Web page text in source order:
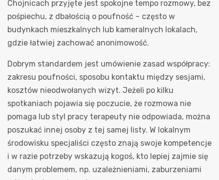
Chojnicach przyjęte jest spokojne tempo rozmowy, bez
pośpiechu, z dbałością o poufność – często w
budynkach mieszkalnych lub kameralnych lokalach,
gdzie łatwiej zachować anonimowość.
Dobrym standardem jest umówienie zasad współpracy:
zakresu poufności, sposobu kontaktu między sesjami,
kosztów nieodwołanych wizyt. Jeżeli po kilku
spotkaniach pojawia się poczucie, że rozmowa nie
pomaga lub styl pracy terapeuty nie odpowiada, można
poszukać innej osoby z tej samej listy. W lokalnym
środowisku specjaliści często znają swoje kompetencje
i w razie potrzeby wskazują kogoś, kto lepiej zajmie się
danym problemem, np. uzależnieniami, zaburzeniami